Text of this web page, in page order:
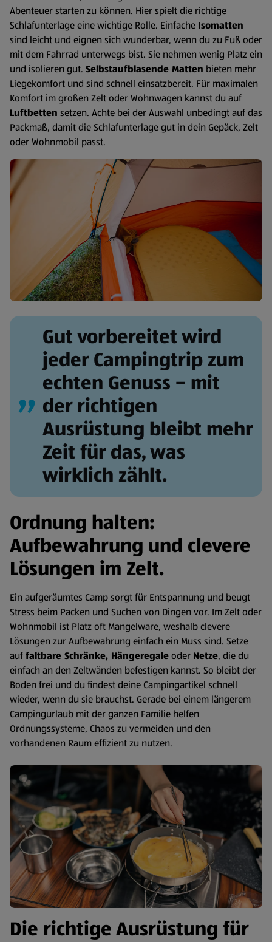
Abenteuer starten zu können. Hier spielt die richtige
Schlafunterlage eine wichtige Rolle. Einfache Isomatten
sind leicht und eignen sich wunderbar, wenn du zu Fuß oder
mit dem Fahrrad unterwegs bist. Sie nehmen wenig Platz ein
und isolieren gut. Selbstaufblasende Matten bieten mehr
Liegekomfort und sind schnell einsatzbereit. Für maximalen
Komfort im großen Zelt oder Wohnwagen kannst du auf
Luftbetten setzen. Achte bei der Auswahl unbedingt auf das
Packmaß, damit die Schlafunterlage gut in dein Gepäck, Zelt
oder Wohnmobil passt.
Gut vorbereitet wird
jeder Campingtrip zum
echten Genuss – mit
der richtigen
Ausrüstung bleibt mehr
Zeit für das, was
wirklich zählt.
Ordnung halten:
Aufbewahrung und clevere
Lösungen im Zelt.
Ein aufgeräumtes Camp sorgt für Entspannung und beugt
Stress beim Packen und Suchen von Dingen vor. Im Zelt oder
Wohnmobil ist Platz oft Mangelware, weshalb clevere
Lösungen zur Aufbewahrung einfach ein Muss sind. Setze
auffaltbare Schränke, Hängeregaleoder Netze, die du
einfach an den Zeltwänden befestigen kannst. So bleibt der
Boden frei und du findest deine Campingartikel schnell
wieder, wenn du sie brauchst. Gerade bei einem längerem
Campingurlaub mit der ganzen Familie helfen
Ordnungssysteme, Chaos zu vermeiden und den
vorhandenen Raum effizient zu nutzen.
Die richtige Ausrüstung für